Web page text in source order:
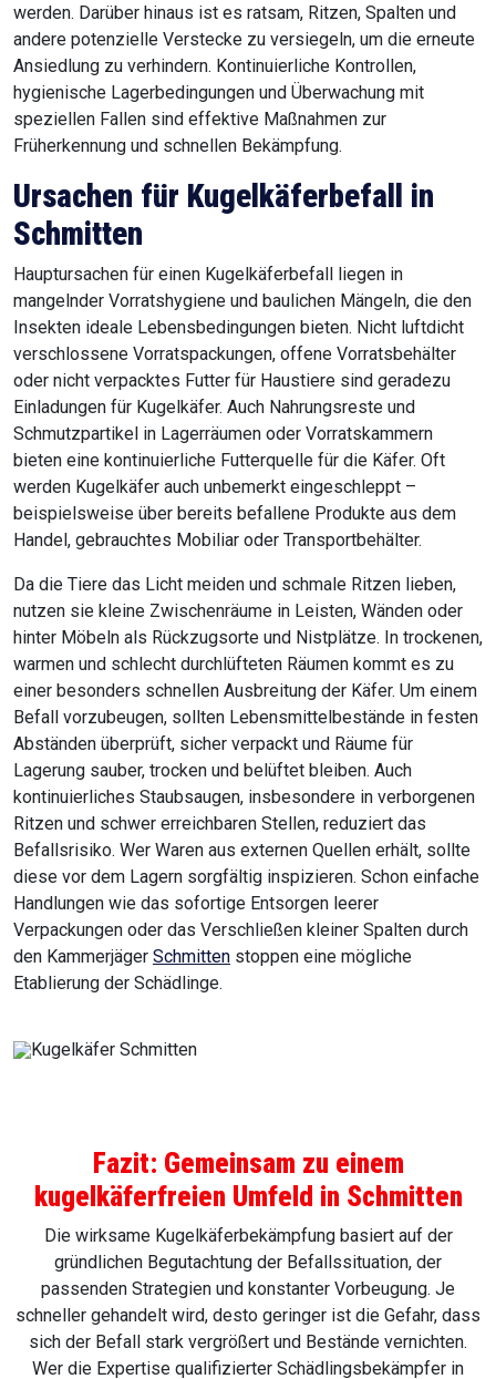
werden. Darüber hinaus ist es ratsam, Ritzen, Spalten und
andere potenzielle Verstecke zu versiegeln, um die erneute
Ansiedlung zu verhindern. Kontinuierliche Kontrollen,
hygienische Lagerbedingungen und Überwachung mit
speziellen Fallen sind effektive Maßnahmen zur
Früherkennung und schnellen Bekämpfung.
Ursachen für Kugelkäferbefall in
Schmitten
Hauptursachen für einen Kugelkäferbefall liegen in
mangelnder Vorratshygiene und baulichen Mängeln, die den
Insekten ideale Lebensbedingungen bieten. Nicht luftdicht
verschlossene Vorratspackungen, offene Vorratsbehälter
oder nicht verpacktes Futter für Haustiere sind geradezu
Einladungen für Kugelkäfer. Auch Nahrungsreste und
Schmutzpartikel in Lagerräumen oder Vorratskammern
bieten eine kontinuierliche Futterquelle für die Käfer. Oft
werden Kugelkäfer auch unbemerkt eingeschleppt –
beispielsweise über bereits befallene Produkte aus dem
Handel, gebrauchtes Mobiliar oder Transportbehälter.
Da die Tiere das Licht meiden und schmale Ritzen lieben,
nutzen sie kleine Zwischenräume in Leisten, Wänden oder
hinter Möbeln als Rückzugsorte und Nistplätze. In trockenen,
warmen und schlecht durchlüfteten Räumen kommt es zu
einer besonders schnellen Ausbreitung der Käfer. Um einem
Befall vorzubeugen, sollten Lebensmittelbestände in festen
Abständen überprüft, sicher verpackt und Räume für
Lagerung sauber, trocken und belüftet bleiben. Auch
kontinuierliches Staubsaugen, insbesondere in verborgenen
Ritzen und schwer erreichbaren Stellen, reduziert das
Befallsrisiko. Wer Waren aus externen Quellen erhält, sollte
diese vor dem Lagern sorgfältig inspizieren. Schon einfache
Handlungen wie das sofortige Entsorgen leerer
Verpackungen oder das Verschließen kleiner Spalten durch
den Kammerjäger Schmitten stoppen eine mögliche
Etablierung der Schädlinge.
Fazit: Gemeinsam zu einem
kugelkäferfreien Umfeld in Schmitten
Die wirksame Kugelkäferbekämpfung basiert auf der
gründlichen Begutachtung der Befallssituation, der
passenden Strategien und konstanter Vorbeugung. Je
schneller gehandelt wird, desto geringer ist die Gefahr, dass
sich der Befall stark vergrößert und Bestände vernichten.
Wer die Expertise qualifizierter Schädlingsbekämpfer in